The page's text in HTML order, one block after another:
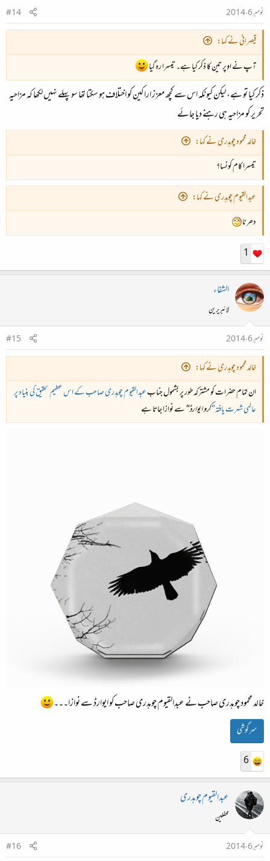
نومبر 6، 2014 #14
قیصرانی نے کہا:
آپ نے اوپر تین کا ذکر کیا ہے۔ تیسرا رہ گیا
ذکر کیا تو ہے، لیکن کیونکہ اس سے کچھ معزز اراکین کو اختلاف ہو سکتا تھا سو پہلے نہیں لکھا کہ مزاحیہ
تحریر کو مزاحیہ ہی رہنے دیا جائے
خالد محمود چوہدری نے کہا:
تیسرا کام کونسا؟
عبدالقیوم چوہدری نے کہا:
دھرنا
1
الشفاء
لائبریرین
نومبر 6، 2014
#15
خالد محمود چوہدری نے کہا:
ان تمام حضرات کو مشترکہ طور پر بشمول جنابعبدالقیوم چوہدری صاحب کے اس عظیم تحقیق کی بنیاد پر
عالمی شہرت یافتہ"کرو ایوارڈ"سے نوازا جاتا ہے
خالد محمود چوہدری صاحب نے عبدالقیوم چوہدری صاحب کو ایوارڈ سے نوازا۔۔۔
سرگوشی
6
عبدالقیوم چوہدری
محفلین
نومبر 6، 2014
#16